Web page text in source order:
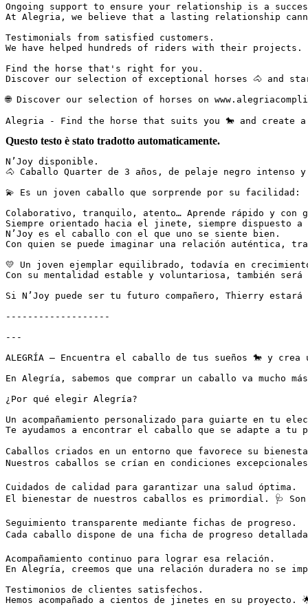
Ongoing support to ensure your relationship is a
At Alegria, we believe that a lasting relationship
Testimonials from satisfied customers.
We have helped hundreds of riders with their
Find the horse that's right for you.
Discover our selection of exceptional horses 🐴 and
🌐 Discover our selection of horses on
Alegria - Find the horse that suits you 🐎 and create
Questo testo è stato tradotto automaticamente.
N’Joy disponible.
🐴 Caballo Quarter de 3 años, de pelaje negro intenso
💫 Es un joven caballo que sorprende por su
Colaborativo, tranquilo, atento… Aprende rápido y
Siempre orientado hacia el jinete, siempre
N’Joy es el caballo con el que uno se siente bien.
Con quien se puede imaginar una relación auténtica,
💛 Un joven ejemplar equilibrado, todavía en
Con su mentalidad estable y voluntariosa, también
Si N’Joy puede ser tu futuro compañero, Thierry
-------------------
---
ALEGRÍA – Encuentra el caballo de tus sueños 🐎 y
En Alegría, sabemos que comprar un caballo va
¿Por qué elegir Alegría?
Un acompañamiento personalizado para guiarte en tu
Te ayudamos a encontrar el caballo que se adapte a
Caballos criados en un entorno que favorece su
Nuestros caballos se crían en condiciones
Cuidados de calidad para garantizar una salud óptima.
El bienestar de nuestros caballos es primordial. 🩺
Seguimiento transparente mediante fichas de progreso.
Cada caballo dispone de una ficha de progreso
Acompañamiento continuo para lograr esa relación.
En Alegría, creemos que una relación duradera no se
Testimonios de clientes satisfechos.
Hemos acompañado a cientos de jinetes en su